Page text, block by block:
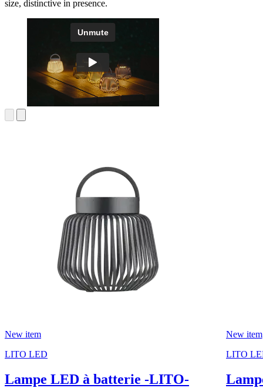
size, distinctive in presence.
New item
LITO LED
Lampe LED à batterie -LITO-
New item
LITO